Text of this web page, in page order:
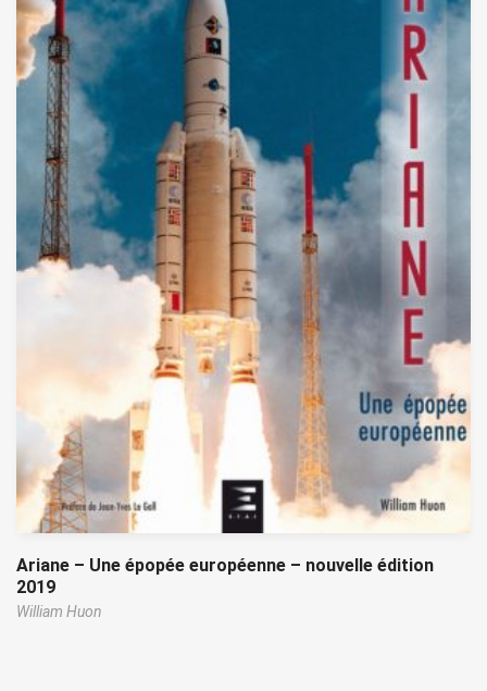
Ariane – Une épopée européenne – nouvelle édition
2019
William Huon